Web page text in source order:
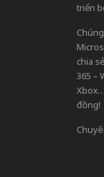
triển
chia
365 –
đồng!